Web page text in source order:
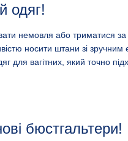
одяг!
немовля або триматися за
носити штани зі
для вагітних, який точно
бюстгальтери!